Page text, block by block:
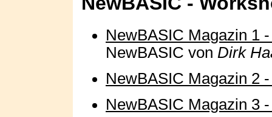
NewBASIC Magazin 1
NewBASIC von Dirk
NewBASIC Magazin 2
NewBASIC Magazin 3